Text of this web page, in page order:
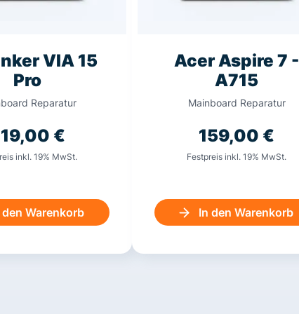
VIA 15
Pro
Reparatur
€
inkl. 19% MwSt.
den Warenkorb
Acer Aspire 7 -
A715
Mainboard Reparatur
159,00 €
Festpreis inkl. 19% MwSt.
In den Warenkorb